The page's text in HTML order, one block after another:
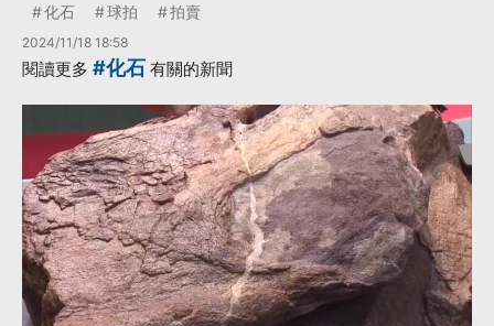
化石 球拍 拍賣
2024/11/18 18:58
閱讀更多 #化石 有關的新聞